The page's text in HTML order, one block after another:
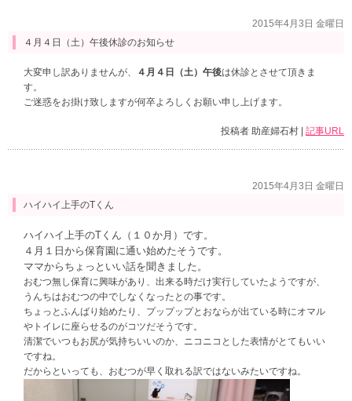
2015年4月3日 金曜日
４月４日（土）午後休診のお知らせ
大変申し訳ありませんが、 ４月４日（土）午後は休診とさせて頂きま
す。
ご迷惑をお掛け致しますが何卒よろしくお願い申し上げます。
投稿者 助産婦石村 | 記事URL
2015年4月3日 金曜日
ハイハイ上手のTくん
ハイハイ上手のTくん（１０か月）です。
４月１日から保育園に通い始めたそうです。
ママからちょっといい話を聞きました。
おむつ無し保育に興味があり、出来る時だけ実行していたようですが、
うんちはおむつの中でしなくなったとの事です。
ちょっとふんばり始めたり、プップップとおならが出ている時にオマル
やトイレに座らせるのがコツだそうです。
清潔でいつもお尻が気持ちいいのか、ニコニコとした表情がとてもいい
ですね。
だからといっても、おむつが早く取れる訳ではないみたいですね。